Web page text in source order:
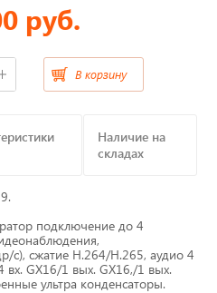
транспорте
руб.
В корзину
Наличие на
складах
подключение до 4
с), сжатие H.264/H.265, аудио 4
вх. GX16/1 вых. GX16,/1 вых.
ультра конденсаторы.